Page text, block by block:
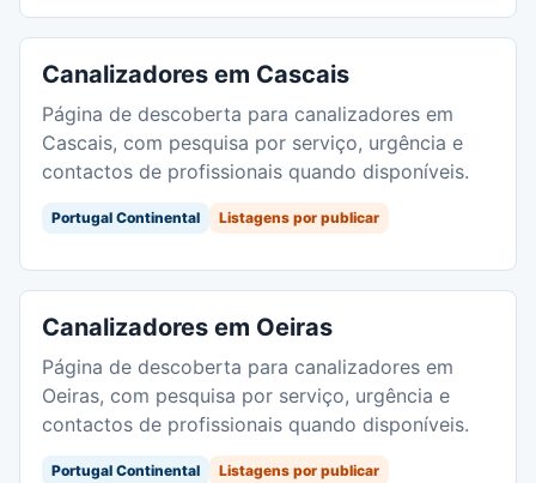
Canalizadores em Cascais
Página de descoberta para canalizadores em
Cascais, com pesquisa por serviço, urgência e
contactos de profissionais quando disponíveis.
Portugal Continental Listagens por publicar
Canalizadores em Oeiras
Página de descoberta para canalizadores em
Oeiras, com pesquisa por serviço, urgência e
contactos de profissionais quando disponíveis.
Portugal Continental Listagens por publicar